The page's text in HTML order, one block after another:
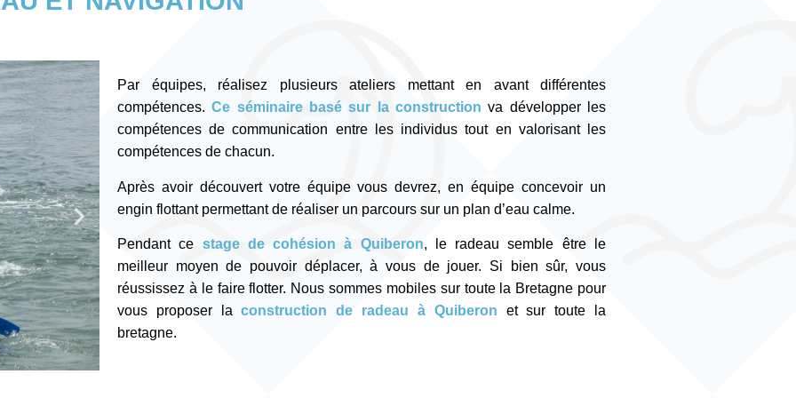
Par équipes, réalisez plusieurs ateliers mettant en avant différentes
compétences. Ce séminaire basé sur la construction va développer les
compétences de communication entre les individus tout en valorisant les
compétences de chacun.
Après avoir découvert votre équipe vous devrez, en équipe concevoir un
engin flottant permettant de réaliser un parcours sur un plan d’eau calme.
Pendant ce stage de cohésion à Quiberon, le radeau semble être le
meilleur moyen de pouvoir déplacer, à vous de jouer. Si bien sûr, vous
réussissez à le faire flotter. Nous sommes mobiles sur toute la Bretagne pour
vous proposer la
construction de radeau à Quiberon
et sur toute la
bretagne.